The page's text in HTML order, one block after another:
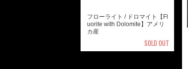
フローライト / ドロマイト【Fl
uorite with Dolomite】アメリ
カ産
SOLD OUT